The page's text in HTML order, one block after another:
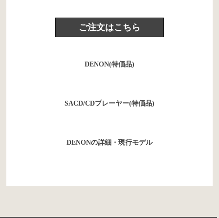
ご注文はこちら
DENON(特価品)
SACD/CDプレーヤー(特価品)
DENONの詳細・現行モデル